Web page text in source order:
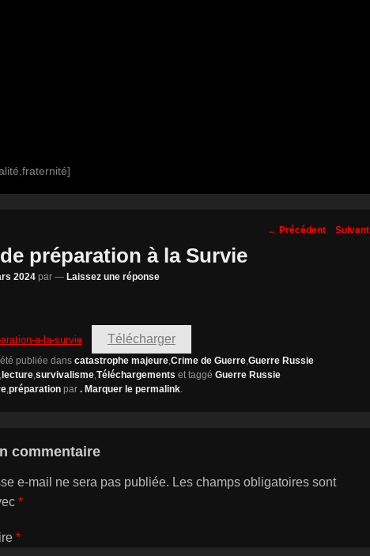
Navigation
← Précédent Suivant
préparation à la Survie
2024 par — Laissez une réponse
a-la-survie Télécharger
publiée dans catastrophe majeure Crime de Guerre Guerre Russie
lecture survivalisme Téléchargements et taggé Guerre Russie
préparation par . Marquer le permalink
commentaire
e-mail ne sera pas publiée. Les champs obligatoires sont
*
*